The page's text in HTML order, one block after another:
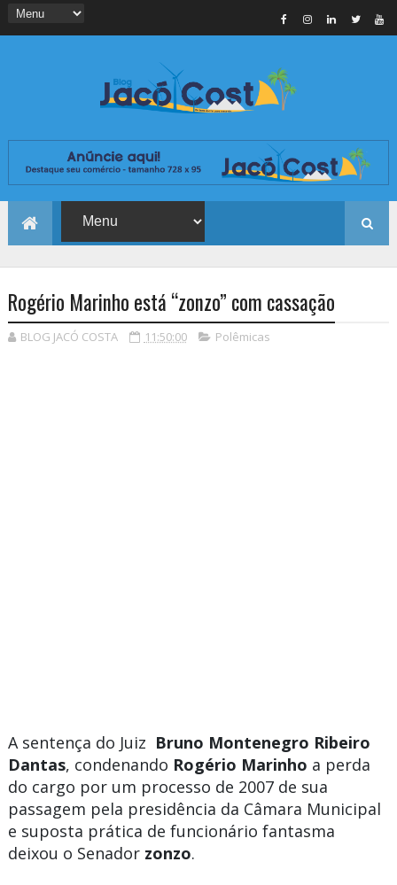
Rogério Marinho está “zonzo” com cassação
BLOG JACÓ COSTA 11:50:00 Polêmicas
A sentença do Juiz Bruno Montenegro Ribeiro
Dantas, condenando Rogério Marinho a perda
do cargo por um processo de 2007 de sua
passagem pela presidência da Câmara Municipal
e suposta prática de funcionário fantasma
deixou o Senador zonzo.